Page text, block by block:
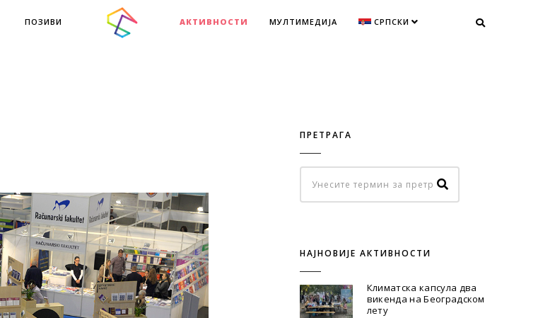
ПОЗИВИ АКТИВНОСТИ МУЛТИМЕДИЈА СРПСКИ
ПРЕТРАГА
НАЈНОВИЈЕ АКТИВНОСТИ
Климатска капсула два
викенда на Београдском
лету